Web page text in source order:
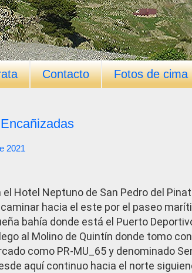
Contacto Fotos de cima
2021
el Hotel Neptuno de San Pedro del
hacia el este por el paseo
bahía donde está el Puerto
al Molino de Quintín donde tomo
como PR-MU_65 y denominado
aquí continuo hacia el norte